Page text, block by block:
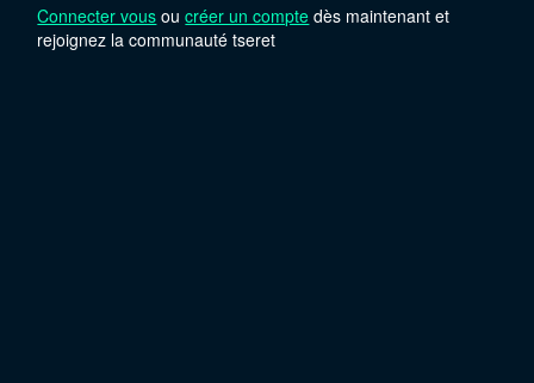
Connecter vous oucréer un compte dès maintenant et
rejoignez la communauté tseret